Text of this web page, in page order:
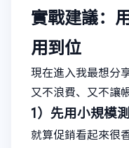
實戰建議：
用到位
現在進入我最想分
又不浪費、又不讓
1）先用小規模
就算促銷看起來很